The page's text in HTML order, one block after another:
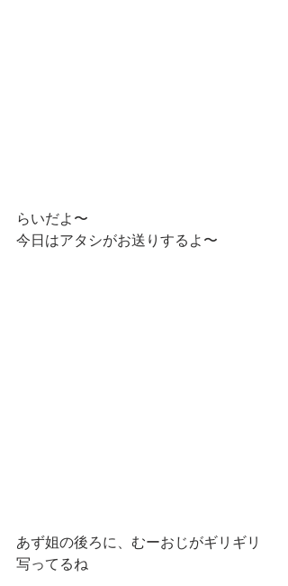
らいだよ〜
今日はアタシがお送りするよ〜
あず姐の後ろに、むーおじがギリギリ
写ってるね